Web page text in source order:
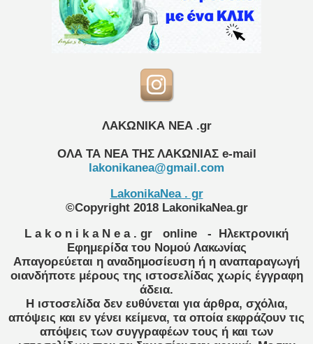
ΛΑΚΩΝΙΚΑ ΝΕΑ .gr
ΟΛΑ ΤΑ ΝΕΑ ΤΗΣ ΛΑΚΩΝΙΑΣ e-mail
lakonikanea@gmail.com
LakonikaNea . gr
©Copyright 2018 LakonikaNea.gr
L a k o n i k a N e a . gr
online
- Ηλεκτρονική
Εφημερίδα του Νομού Λακωνίας
Απαγορεύεται η αναδημοσίευση ή η αναπαραγωγή
οιανδήποτε μέρους της ιστοσελίδας χωρίς έγγραφη
άδεια.
Η ιστοσελίδα δεν ευθύνεται για άρθρα, σχόλια,
απόψεις και εν γένει κείμενα, τα οποία εκφράζουν τις
απόψεις των συγγραφέων τους ή και των